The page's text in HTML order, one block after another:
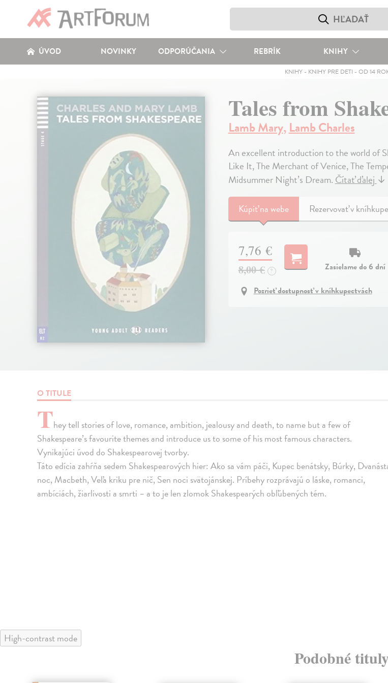
ÚVOD NOVINKY ODPORÚČANIA REBRÍK KNIHY
KNIHY- KNIHY PRE DETI - OD 14
Tales from
Lamb Mary,Lamb Charles
An excellent introduction to the world of
Like It, The Merchant of Venice, The
Midsummer Night’s Dream.Čítať ďalej↓
Kúpiťna webe Rezervovať v
7,76 €
8,00 € ?
Zasielame do 6 dní
Pozrieť dostupnosť v kníhkupectvách
O TITULE
They tell stories of love, romance, ambition, jealousy and death, to name but a few of
Shakespeare’s favourite themes and introduce us to some of his most famous characters.
Vynikajúci úvod do Shakespearovej tvorby.
Táto edícia zahŕňa sedem Shakespearových hier: Ako sa vám páči, Kupec benátsky, Búrky,
noc, Macbeth, Veľa kriku pre nič, Sen noci svätojánskej. Príbehy rozprávajú o láske, romanci,
ambíciách, žiarlivosti a smrti – a to je len zlomok Shakespearých obľúbených tém.
High-contrast mode
Podobné